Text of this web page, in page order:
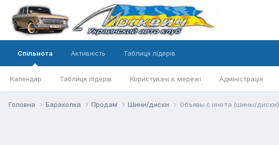
Спільнота
Календар Таблиця лідерів Користувачі в мережі Адміністрація
Активність Таблиця лідерів
Головна Барахолка Продам Шини/диски Объявы с инета (шины/диски)